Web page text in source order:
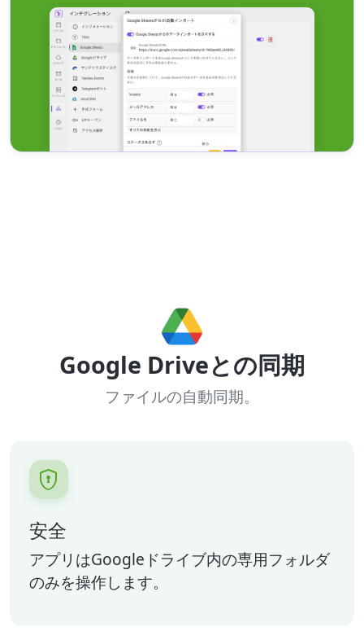
Google Driveとの同期
ファイルの自動同期。

安全
アプリはGoogleドライブ内の専用フォルダ
のみを操作します。